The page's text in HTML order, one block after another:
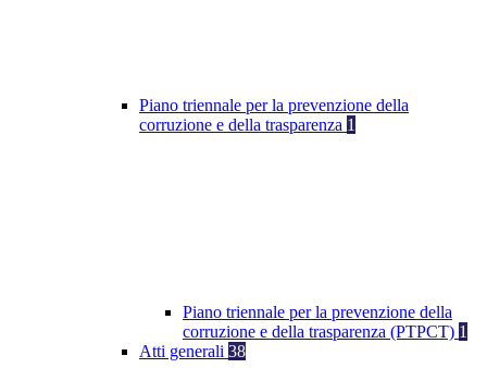
Piano triennale per la prevenzione della
corruzione e della trasparenza 1
Piano triennale per la prevenzione della
corruzione e della trasparenza (PTPCT) 1
Atti generali 38